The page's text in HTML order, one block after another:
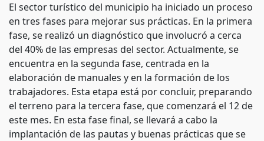
El sector turístico del municipio ha iniciado un proceso
en tres fases para mejorar sus prácticas. En la primera
fase, se realizó un diagnóstico que involucró a cerca
del 40% de las empresas del sector. Actualmente, se
encuentra en la segunda fase, centrada en la
elaboración de manuales y en la formación de los
trabajadores. Esta etapa está por concluir, preparando
el terreno para la tercera fase, que comenzará el 12 de
este mes. En esta fase final, se llevará a cabo la
implantación de las pautas y buenas prácticas que se